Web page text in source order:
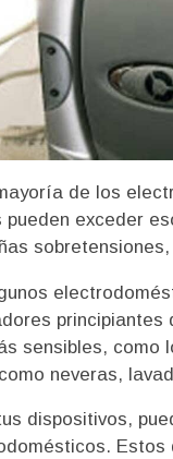
de los
pueden exceder
sensibles, como
neveras,
dispositivos,